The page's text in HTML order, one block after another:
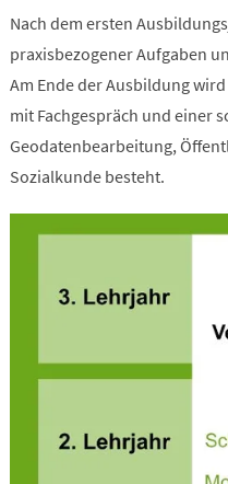
Nach dem ersten
praxisbezogener Aufgaben
Am Ende der Ausbildung
mit Fachgespräch und einer
Geodatenbearbeitung,
Sozialkunde besteht.